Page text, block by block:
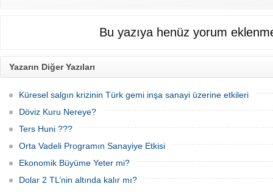
Bu yazıya henüz yorum
Yazarın Diğer Yazıları
Küresel salgın krizinin Türk gemi inşa sanayi üzerine etkileri
Döviz Kuru Nereye?
Ters Huni ???
Orta Vadeli Programın Sanayiye Etkisi
Ekonomik Büyüme Yeter mi?
Dolar 2 TL’nin altında kalır mı?